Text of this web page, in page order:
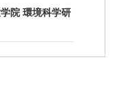
院 環境科学研